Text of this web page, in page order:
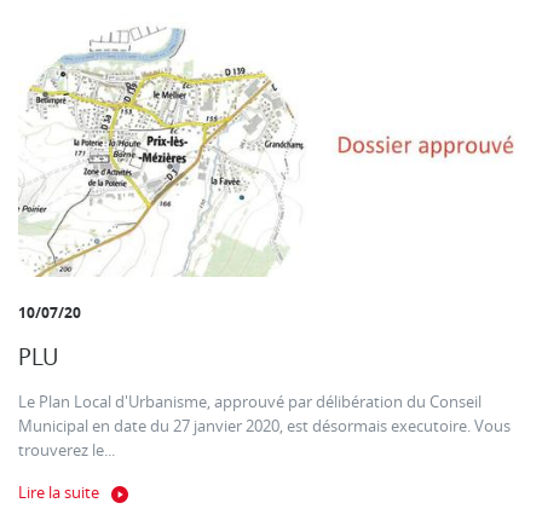
10/07/20
PLU
Le Plan Local d'Urbanisme, approuvé par délibération du Conseil
Municipal en date du 27 janvier 2020, est désormais executoire. Vous
trouverez le...
Lire la suite